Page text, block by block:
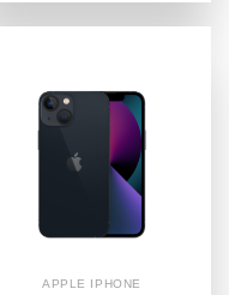
APPLE IPHONE